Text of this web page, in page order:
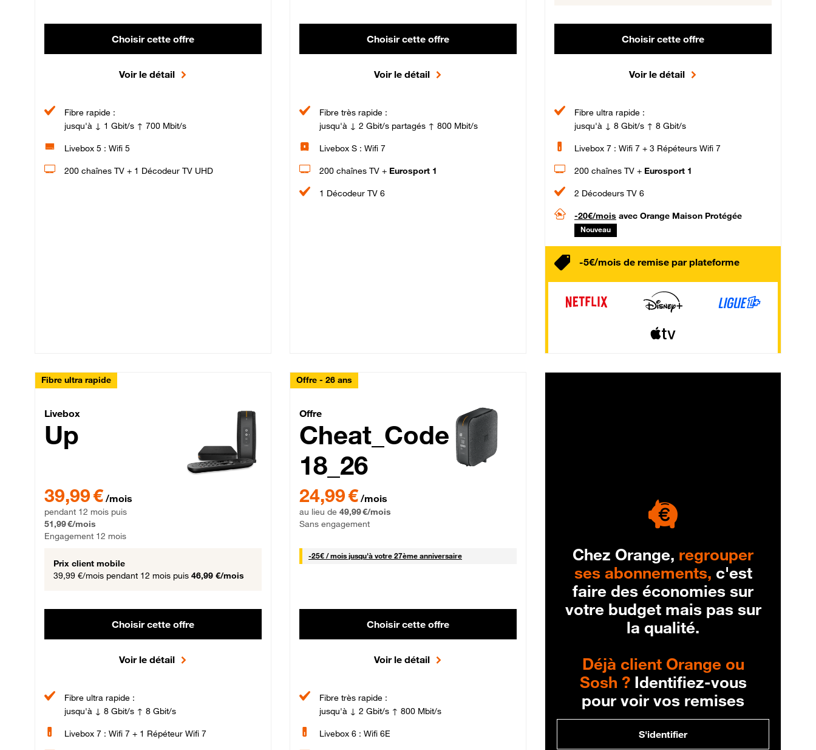
Choisir cette offre
Voir le détail
Fibre rapide :
jusqu'à ↓ 1 Gbit/s ↑ 700 Mbit/s
Livebox 5 : Wifi 5
200 chaînes TV + 1 Décodeur TV UHD
Choisir cette offre
Voir le détail
Fibre très rapide :
jusqu'à ↓ 2 Gbit/s partagés ↑ 800 Mbit/s
Livebox S : Wifi 7
200 chaînes TV + Eurosport 1
1 Décodeur TV 6
Choisir cette offre
Voir le détail
Fibre ultra rapide :
jusqu'à ↓ 8 Gbit/s ↑ 8 Gbit/s
Livebox 7 : Wifi 7 + 3 Répéteurs Wifi 7
200 chaînes TV + Eurosport 1
2 Décodeurs TV 6
-20€/mois avec Orange Maison Protégée
Nouveau
-5€/mois de remise par plateforme
Fibre ultra rapide
Livebox Up Fibre
Livebox
Up
39,99 € /mois
pendant 12 mois puis
51,99 €/mois
Engagement 12 mois
Prix client mobile
39,99 €/mois pendant 12 mois puis 46,99 €/mois
Choisir cette offre
Voir le détail
Fibre ultra rapide :
jusqu'à ↓ 8 Gbit/s ↑ 8 Gbit/s
Livebox 7 : Wifi 7 + 1 Répéteur Wifi 7
Offre - 26 ans
Cheat_Code Fibre_18_26
Offre
Cheat_Code
18_26
24,99 € /mois
au lieu de 49,99 €/mois
Sans engagement
-25€ / mois25 € par mois
jusqu'à votre 27ème anniversaire
Choisir cette offre
Voir le détail
Fibre très rapide :
jusqu'à ↓ 2 Gbit/s ↑ 800 Mbit/s
Livebox 6 : Wifi 6E
Chez Orange, regrouper
ses abonnements, c'est
faire des économies sur
votre budget mais pas sur
la qualité.
Déjà client Orange ou
Sosh ?Identifiez-vous
pour voir vos remises
S'identifier